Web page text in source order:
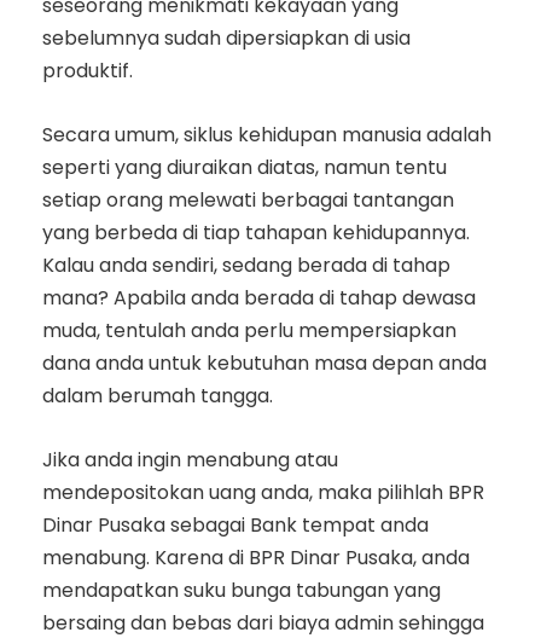
sebelumnya sudah dipersiapkan di usia
produktif.
Secara umum, siklus kehidupan manusia adalah
seperti yang diuraikan diatas, namun tentu
setiap orang melewati berbagai tantangan
yang berbeda di tiap tahapan kehidupannya.
Kalau anda sendiri, sedang berada di tahap
mana? Apabila anda berada di tahap dewasa
muda, tentulah anda perlu mempersiapkan
dana anda untuk kebutuhan masa depan anda
dalam berumah tangga.
Jika anda ingin menabung atau
mendepositokan uang anda, maka pilihlah BPR
Dinar Pusaka sebagai Bank tempat anda
menabung. Karena di BPR Dinar Pusaka, anda
mendapatkan suku bunga tabungan yang
bersaing dan bebas dari biaya admin sehingga